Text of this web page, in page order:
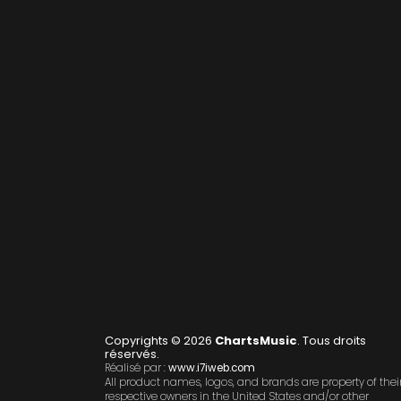
Copyrights © 2026 ChartsMusic. Tous droits
réservés.
Réalisé par :www.i7iweb.com
All product names, logos, and brands are property of
respective owners in the United States and/or other